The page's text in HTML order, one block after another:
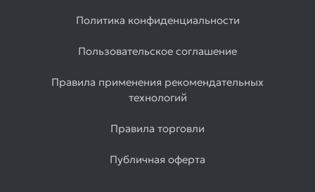
Политика конфиденциальности
Пользовательское соглашение
Правила применения рекомендательных
технологий
Правила торговли
Публичная оферта